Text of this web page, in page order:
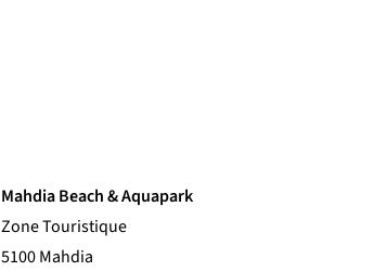
Mahdia Beach & Aquapark
Zone Touristique
5100 Mahdia